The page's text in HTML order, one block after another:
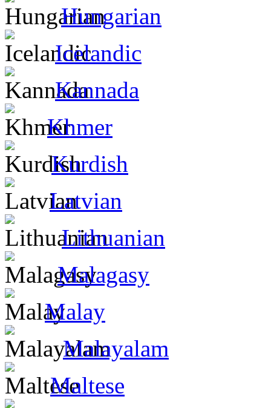
Hungarian
Icelandic
Kannada
Khmer
Kurdish
Latvian
Lithuanian
Malagasy
Malay
Malayalam
Maltese